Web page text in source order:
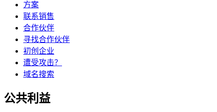
方案
联系销售
合作伙伴
寻找合作伙伴
初创企业
遭受攻击？
域名搜索
公共利益